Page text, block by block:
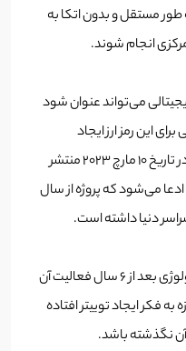
مستقل و بدون اتکا به
انجام شوند.
می‌تواند عنوان شود
این رمز ارز ایجاد
نمی‌کند. اولین پست توییتر این پروژه در تاریخ 10 مارچ 2023 منتشر
می‌شود که پروژه از سال
عجیب است که پروژه‌ای مبتنی بر تکنولوژی بعد از 6 سال فعالیت آن
به فکر ایجاد توییتر افتاده
نگذشته باشد.